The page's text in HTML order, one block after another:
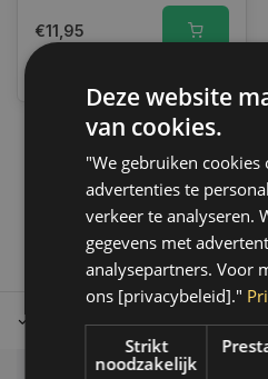
€11,95
1
Tot 30 dagen retour sturen.
Deze website
van cookies.
"We gebruiken
advertenties te
verkeer te analyseren.
gegevens met
analysepartners. Voor
ons [privacybeleid]."
Strikt
noodzakelijk